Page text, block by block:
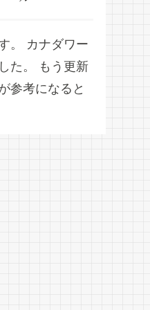
。 カナダワー
た。 もう更新
参考になると